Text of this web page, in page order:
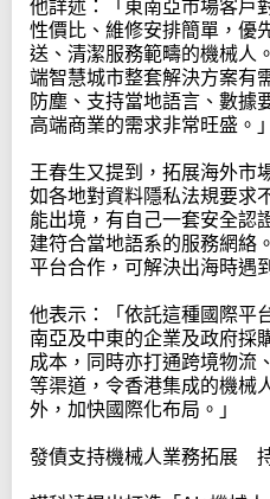
他詳述：「東南亞市場客戶
性價比、維修安排簡單，優
送、清潔服務範疇的機械人
端智慧城市整套解決方案有
防塵、支持當地語言、數據
高端商業的需求非常旺盛。」
王春生又提到，拓展海外市
如各地對資料隱私法規要求
能出境，有自己一套安全認
建符合當地語系的服務網絡
平台合作，可解決出海時遇
他表示：「依託這種國際平
南亞及中東的企業及政府採
成本，同時亦打通跨境物流
等渠道，令香港集成的機械
外，加快國際化布局。」
發債支持機械人業務拓展